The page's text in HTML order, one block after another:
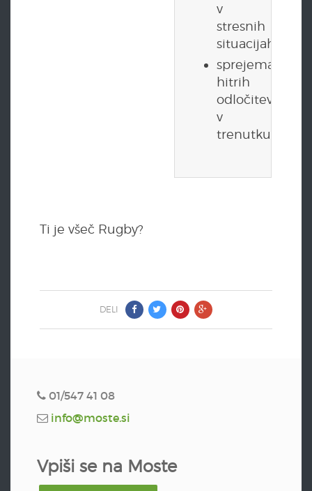
v
stresnih
situacijah
sprejemanje
hitrih
odločitev
v
trenutku
Ti je všeč Rugby?
DELI
01/547 41 08
info@moste.si
Vpiši se na Moste